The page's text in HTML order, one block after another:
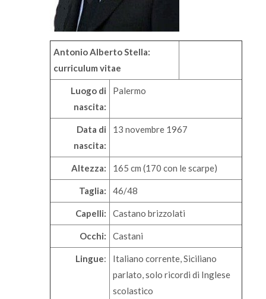
Antonio Alberto Stella:
curriculum vitae
Luogo di
nascita:
Palermo
Data di
nascita:
13 novembre 1967
Altezza: 165 cm (170 con le scarpe)
Taglia: 46/48
Capelli: Castano brizzolati
Occhi: Castani
Lingue:
Italiano corrente, Siciliano
parlato, solo ricordi di Inglese
scolastico